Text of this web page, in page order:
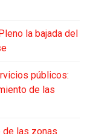
la bajada del
públicos:
de las
de las zonas